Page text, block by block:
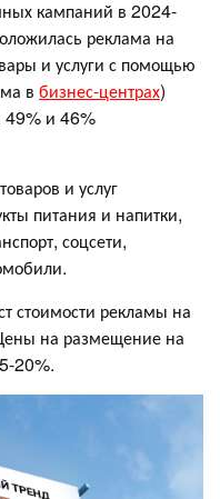
кампаний в 2024-
реклама на
и услуги с помощью
в бизнес-центрах)
49% и 46%
и услуг
питания и напитки,
соцсети,
стоимости рекламы на
на размещение на
20%.